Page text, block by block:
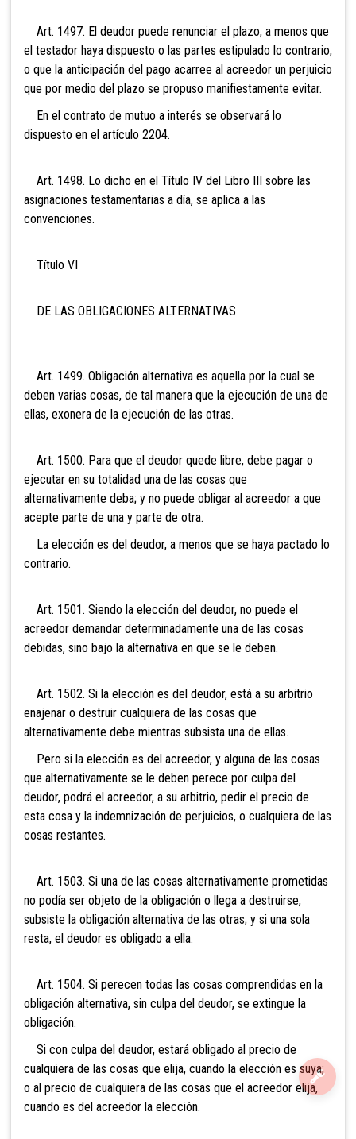
Art. 1497. El deudor puede renunciar el plazo, a menos que
el testador haya dispuesto o las partes estipulado lo contrario,
o que la anticipación del pago acarree al acreedor un perjuicio
que por medio del plazo se propuso manifiestamente evitar.
En el contrato de mutuo a interés se observará lo
dispuesto en el artículo 2204.
Art. 1498. Lo dicho en el Título IV del Libro III sobre las
asignaciones testamentarias a día, se aplica a las
convenciones.
Título VI
DE LAS OBLIGACIONES ALTERNATIVAS
Art. 1499. Obligación alternativa es aquella por la cual se
deben varias cosas, de tal manera que la ejecución de una de
ellas, exonera de la ejecución de las otras.
Art. 1500. Para que el deudor quede libre, debe pagar o
ejecutar en su totalidad una de las cosas que
alternativamente deba; y no puede obligar al acreedor a que
acepte parte de una y parte de otra.
La elección es del deudor, a menos que se haya pactado lo
contrario.
Art. 1501. Siendo la elección del deudor, no puede el
acreedor demandar determinadamente una de las cosas
debidas, sino bajo la alternativa en que se le deben.
Art. 1502. Si la elección es del deudor, está a su arbitrio
enajenar o destruir cualquiera de las cosas que
alternativamente debe mientras subsista una de ellas.
Pero si la elección es del acreedor, y alguna de las cosas
que alternativamente se le deben perece por culpa del
deudor, podrá el acreedor, a su arbitrio, pedir el precio de
esta cosa y la indemnización de perjuicios, o cualquiera de las
cosas restantes.
Art. 1503. Si una de las cosas alternativamente prometidas
no podía ser objeto de la obligación o llega a destruirse,
subsiste la obligación alternativa de las otras; y si una sola
resta, el deudor es obligado a ella.
Art. 1504. Si perecen todas las cosas comprendidas en la
obligación alternativa, sin culpa del deudor, se extingue la
obligación.
Si con culpa del deudor, estará obligado al precio de
cualquiera de las cosas que elija, cuando la elección es suya;
o al precio de cualquiera de las cosas que el acreedor elija,
cuando es del acreedor la elección.